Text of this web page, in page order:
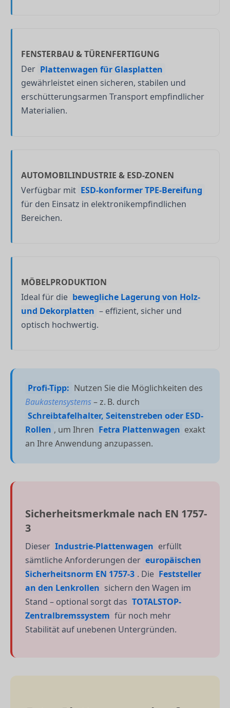
FENSTERBAU & TÜRENFERTIGUNG
Der Plattenwagen für Glasplatten
gewährleistet einen sicheren, stabilen und
erschütterungsarmen Transport empfindlicher
Materialien.
AUTOMOBILINDUSTRIE & ESD-ZONEN
Verfügbar mit ESD-konformer TPE-Bereifung
für den Einsatz in elektronikempfindlichen
Bereichen.
MÖBELPRODUKTION
Ideal für die bewegliche Lagerung von Holz-
und Dekorplatten – effizient, sicher und
optisch hochwertig.
Profi-Tipp: Nutzen Sie die Möglichkeiten des
Baukastensystems– z. B. durch
Schreibtafelhalter, Seitenstreben oder ESD-
Rollen , um Ihren Fetra Plattenwagen exakt
an Ihre Anwendung anzupassen.
Sicherheitsmerkmale nach EN 1757-
3
Dieser Industrie-Plattenwagen erfüllt
sämtliche Anforderungen der europäischen
Sicherheitsnorm EN 1757-3 . Die Feststeller
an den Lenkrollen sichern den Wagen im
Stand – optional sorgt das TOTALSTOP-
Zentralbremssystem für noch mehr
Stabilität auf unebenen Untergründen.